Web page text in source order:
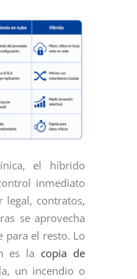
el híbrido
inmediato
legal, contratos,
se aprovecha
para el resto. Lo
es lacopia de
un incendio o